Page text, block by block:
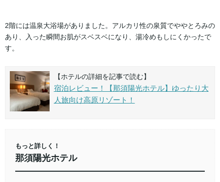
2階には温泉大浴場がありました。アルカリ性の泉質でややとろみの
あり、入った瞬間お肌がスベスベになり、湯冷めもしにくかったで
す。
【ホテルの詳細を記事で読む】
宿泊レビュー！【那須陽光ホテル】ゆったり大
人旅向け高原リゾート！
もっと詳しく！
那須陽光ホテル